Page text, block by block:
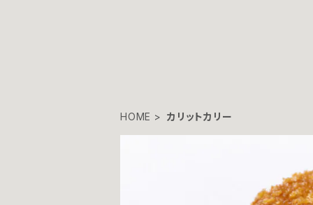
HOME カリットカリー